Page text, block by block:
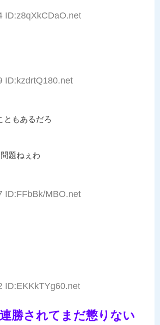
ID:z8qXkCDaO.net
ID:kzdrtQ180.net
ともあるだろ
題ねぇわ
ID:FFbBk/MBO.net
ID:EKKkTYg60.net
勝されてまだ懲りない